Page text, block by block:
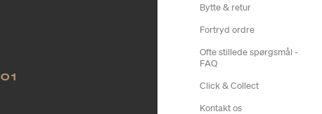
Bytte & retur
Fortryd ordre
Ofte stillede spørgsmål -
FAQ
Click & Collect
Kontakt os